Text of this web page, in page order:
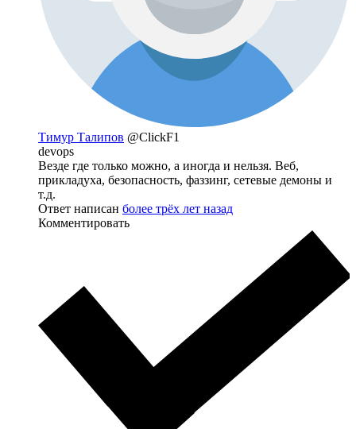
Тимур Талипов @ClickF1
devops
Везде где только можно, а иногда и нельзя. Веб,
прикладуха, безопасность, фаззинг, сетевые демоны и
т.д.
Ответ написан более трёх лет назад
Комментировать